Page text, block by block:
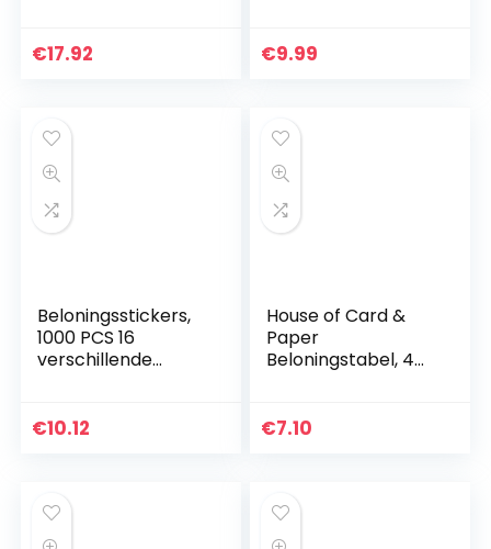
volwassenen, grote
€17.92
++, Python, Linux,
€9.99
Beloningsstickers,
1000 PCS 16
verschillende
voor kinderen,
€10.12
House of Card &
Paper
Beloningstabel, 4
Stickers per pak
€7.10